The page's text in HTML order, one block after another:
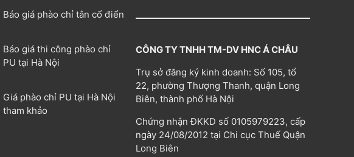
Báo giá phào chỉ tân cổ điển
Báo giá thi công phào chỉ
PU tại Hà Nội
Giá phào chỉ PU tại Hà Nội
tham khảo
CÔNG TY TNHH TM-DV HNC Á CHÂU
Trụ sở đăng ký kinh doanh: Số 105, tổ
22, phường Thượng Thanh, quận Long
Biên, thành phố Hà Nội
Chứng nhận ĐKKD số 0105979223, cấp
ngày 24/08/2012 tại Chi cục Thuế Quận
Long Biên